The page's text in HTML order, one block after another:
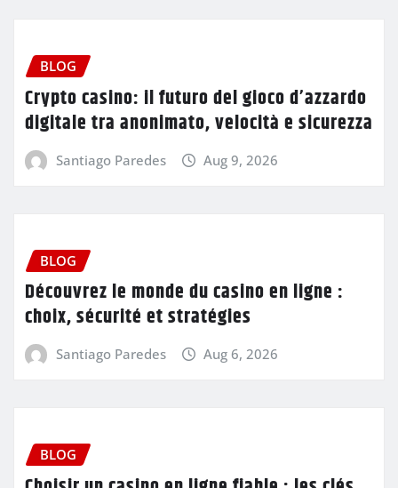
BLOG
Crypto casino: il futuro del gioco d’azzardo
digitale tra anonimato, velocità e sicurezza
Santiago Paredes Aug 9, 2026
BLOG
Découvrez le monde du casino en ligne :
choix, sécurité et stratégies
Santiago Paredes Aug 6, 2026
BLOG